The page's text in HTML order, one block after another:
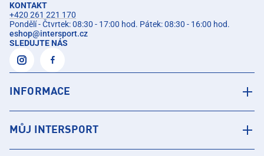
KONTAKT
+420 261 221 170
Pondělí - Čtvrtek: 08:30 - 17:00 hod. Pátek: 08:30 - 16:00 hod.
eshop@intersport.cz
SLEDUJTE NÁS
INFORMACE
MŮJ INTERSPORT